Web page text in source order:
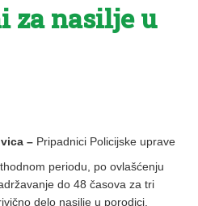
za nasilje u
– Pripadnici Policijske uprave
periodu, po ovlašćenju
do 48 časova za tri
delo nasilje u porodici.